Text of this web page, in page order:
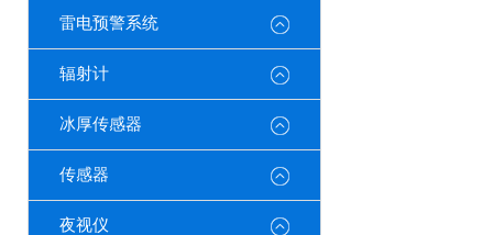
雷电预警系统
辐射计
冰厚传感器
传感器
夜视仪